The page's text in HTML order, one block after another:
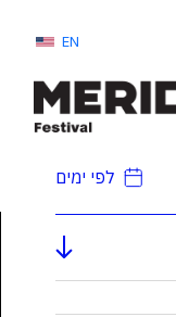
EN
לפי ימים